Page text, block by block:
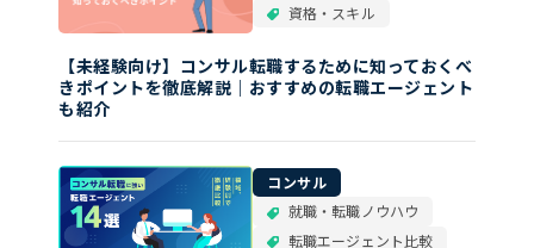
資格・スキル
【未経験向け】コンサル転職するために知っておくべ
きポイントを徹底解説｜おすすめの転職エージェント
も紹介
コンサル
就職・転職ノウハウ
転職エージェント比較